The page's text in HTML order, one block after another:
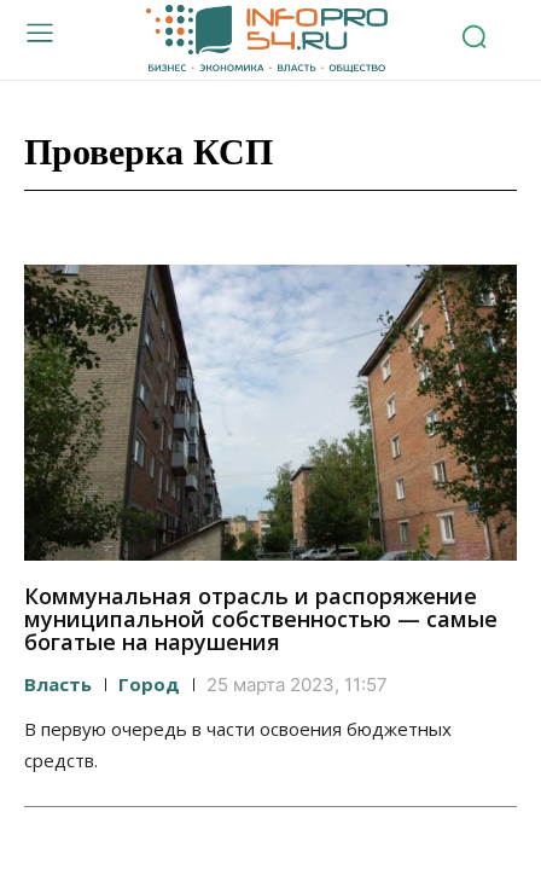
Проверка КСП
Коммунальная отрасль и распоряжение
муниципальной собственностью — самые
богатые на нарушения
Власть Город 25 марта 2023, 11:57
В первую очередь в части освоения бюджетных
средств.